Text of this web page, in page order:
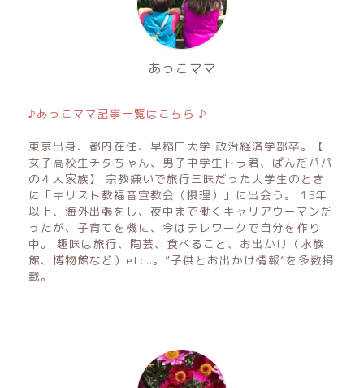
あっこママ
♪あっこママ記事一覧はこちら ♪
東京出身、都内在住、早稲田大学 政治経済学部卒。【
女子高校生チタちゃん、男子中学生トラ君、ぱんだパパ
の４人家族】 宗教嫌いで旅行三昧だった大学生のとき
に「キリスト教福音宣教会（摂理）」に出会う。 15年
以上、海外出張をし、夜中まで働くキャリアウーマンだ
ったが、子育てを機に、今はテレワークで自分を作り
中。 趣味は旅行、陶芸、食べること、お出かけ（水族
館、博物館など）etc..。”子供とお出かけ情報”を多数掲
載。